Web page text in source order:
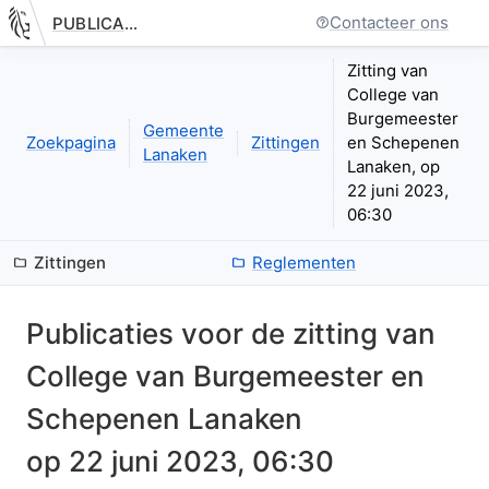
Nieuwe pagina: bestuurseenheid.zittingen.zitting.index
PUBLICATIE.GELINKT-NOTULEREN.VLAANDEREN.BE Contacteer ons
Zoekpagina
Gemeente
Lanaken
Zittingen
Zitting van
College van
Burgemeester
en Schepenen
Lanaken, op
22 juni 2023,
06:30
Zittingen Reglementen
Publicaties voor de zitting van
College van Burgemeester en
Schepenen Lanaken
op 22 juni 2023, 06:30